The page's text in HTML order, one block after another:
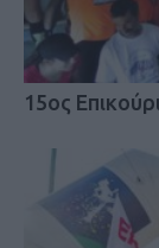
15ος